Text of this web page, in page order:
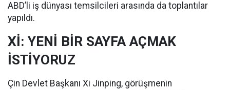
ABD’li iş dünyası temsilcileri arasında da toplantılar
yapıldı.
Xİ: YENİ BİR SAYFA AÇMAK
İSTİYORUZ
Çin Devlet Başkanı Xi Jinping, görüşmenin